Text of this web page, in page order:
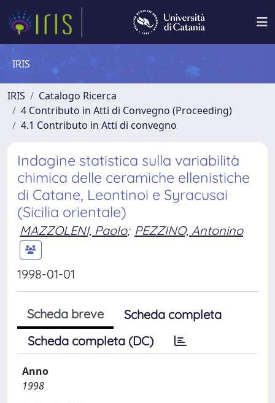
IRIS
IRIS
Catalogo Ricerca
4 Contributo in Atti di Convegno (Proceeding)
4.1 Contributo in Atti di convegno
Indagine statistica sulla variabilità
chimica delle ceramiche ellenistiche
di Catane, Leontinoi e Syracusai
(Sicilia orientale)
MAZZOLENI, Paolo; PEZZINO, Antonino
1998-01-01
Scheda breve
Scheda completa
Scheda completa (DC)
Anno
1998